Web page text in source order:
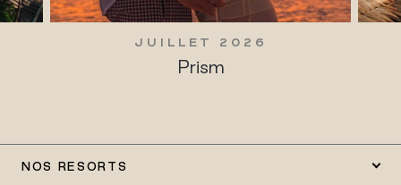
JUILLET 2026
Traditions vivantes
NOS RESORTS